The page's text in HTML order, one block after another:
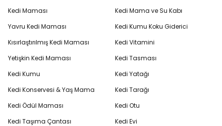
Kedi Maması
Yavru Kedi Maması
Kısırlaştırılmış Kedi Maması
Yetişkin Kedi Maması
Kedi Kumu
Kedi Konservesi & Yaş Mama
Kedi Ödül Maması
Kedi Taşıma Çantası
Kedi Mama ve Su Kabı
Kedi Kumu Koku Giderici
Kedi Vitamini
Kedi Tasması
Kedi Yatağı
Kedi Tarağı
Kedi Otu
Kedi Evi